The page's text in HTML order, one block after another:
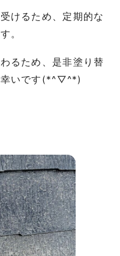
けるため、定期的な
。
るため、是非塗り替
幸いです(*^▽^*)